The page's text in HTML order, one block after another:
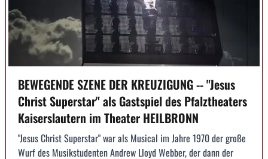
BEWEGENDE SZENE DER KREUZIGUNG -- "Jesus
Christ Superstar" als Gastspiel des Pfalztheaters
Kaiserslautern im Theater HEILBRONN
"Jesus Christ Superstar" war als Musical im Jahre 1970 der große
Wurf des Musikstudenten Andrew Lloyd Webber, der dann der